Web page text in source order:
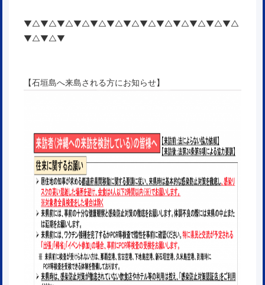
▼△▼△▼△▼△▼△▼△▼△▼△▼△▼△▼△▼△▼△
▼△▼△▼
【石垣島へ来島される方にお知らせ】